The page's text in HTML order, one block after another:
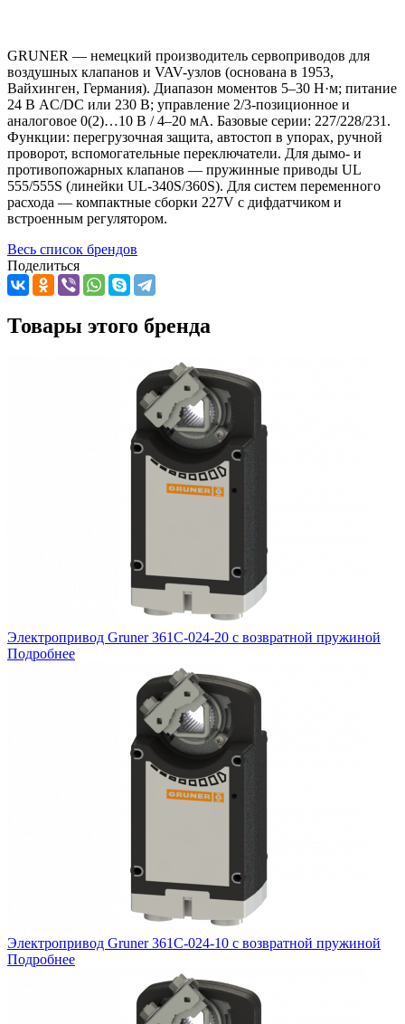
GRUNER — немецкий производитель сервоприводов для
воздушных клапанов и VAV-узлов (основана в 1953,
Вайхинген, Германия). Диапазон моментов 5–30 Н·м; питание
24 В AC/DC или 230 В; управление 2/3-позиционное и
аналоговое 0(2)…10 В / 4–20 мА. Базовые серии: 227/228/231.
Функции: перегрузочная защита, автостоп в упорах, ручной
проворот, вспомогательные переключатели. Для дымо- и
противопожарных клапанов — пружинные приводы UL
555/555S (линейки UL-340S/360S). Для систем переменного
расхода — компактные сборки 227V с дифдатчиком и
встроенным регулятором.
Весь список брендов
Поделиться
Товары этого бренда
Электропривод Gruner 361C-024-20 с возвратной пружиной
Подробнее
Электропривод Gruner 361C-024-10 с возвратной пружиной
Подробнее